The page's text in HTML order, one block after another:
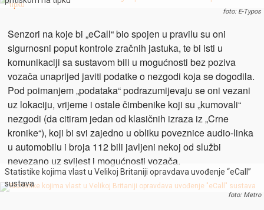
foto: E-Typos
Senzori na koje bi „eCall“ bio spojen u pravilu su oni
sigurnosni poput kontrole zračnih jastuka, te bi isti u
komunikaciji sa sustavom bili u mogućnosti bez poziva
vozača unaprijed javiti podatke o nezgodi koja se dogodila.
Pod poimanjem „podataka“ podrazumijevaju se oni vezani
uz lokaciju, vrijeme i ostale čimbenike koji su „kumovali“
nezgodi (da citiram jedan od klasičnih izraza iz „Crne
kronike“), koji bi svi zajedno u obliku poveznice audio-linka
u automobilu i broja 112 bili javljeni nekoj od službi
nevezano uz svijest i mogućnosti vozača.
Statistike kojima vlast u Velikoj Britaniji opravdava uvođenje “eCall”
sustava
foto: Metro